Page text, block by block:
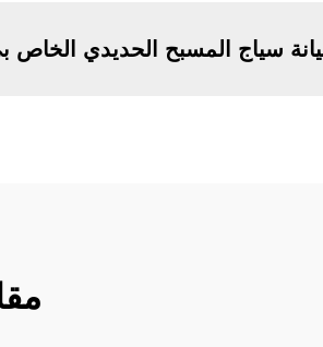
سياج المسبح الحديدي الخاص